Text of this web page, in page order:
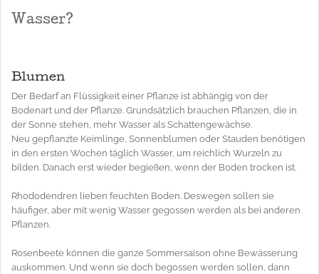
Wasser?
Blumen
Der Bedarf an Flüssigkeit einer Pflanze ist abhängig von der
Bodenart und der Pflanze. Grundsätzlich brauchen Pflanzen, die in
der Sonne stehen, mehr Wasser als Schattengewächse.
Neu gepflanzte Keimlinge, Sonnenblumen oder Stauden benötigen
in den ersten Wochen täglich Wasser, um reichlich Wurzeln zu
bilden. Danach erst wieder begießen, wenn der Boden trocken ist.
Rhododendren lieben feuchten Boden. Deswegen sollen sie
häufiger, aber mit wenig Wasser gegossen werden als bei anderen
Pflanzen.
Rosenbeete können die ganze Sommersaison ohne Bewässerung
auskommen. Und wenn sie doch begossen werden sollen, dann